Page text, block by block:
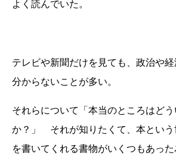
よく読んでいた。
テレビや新聞だけを見ても、政治や
分からないことが多い。
それらについて「本当のところはど
か？」 それが知りたくて、本という
を書いてくれる書物がいくつもあっ